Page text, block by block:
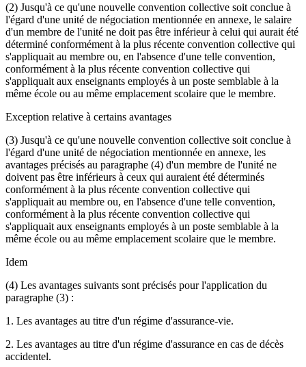
(2) Jusqu'à ce qu'une nouvelle convention collective soit conclue à
l'égard d'une unité de négociation mentionnée en annexe, le salaire
d'un membre de l'unité ne doit pas être inférieur à celui qui aurait été
déterminé conformément à la plus récente convention collective qui
s'appliquait au membre ou, en l'absence d'une telle convention,
conformément à la plus récente convention collective qui
s'appliquait aux enseignants employés à un poste semblable à la
même école ou au même emplacement scolaire que le membre.
Exception relative à certains avantages
(3) Jusqu'à ce qu'une nouvelle convention collective soit conclue à
l'égard d'une unité de négociation mentionnée en annexe, les
avantages précisés au paragraphe (4) d'un membre de l'unité ne
doivent pas être inférieurs à ceux qui auraient été déterminés
conformément à la plus récente convention collective qui
s'appliquait au membre ou, en l'absence d'une telle convention,
conformément à la plus récente convention collective qui
s'appliquait aux enseignants employés à un poste semblable à la
même école ou au même emplacement scolaire que le membre.
Idem
(4) Les avantages suivants sont précisés pour l'application du
paragraphe (3) :
1. Les avantages au titre d'un régime d'assurance-vie.
2. Les avantages au titre d'un régime d'assurance en cas de décès
accidentel.